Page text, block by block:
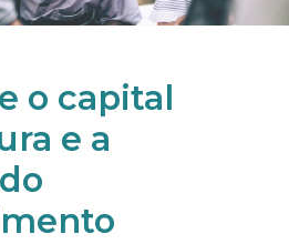
o capital
e a